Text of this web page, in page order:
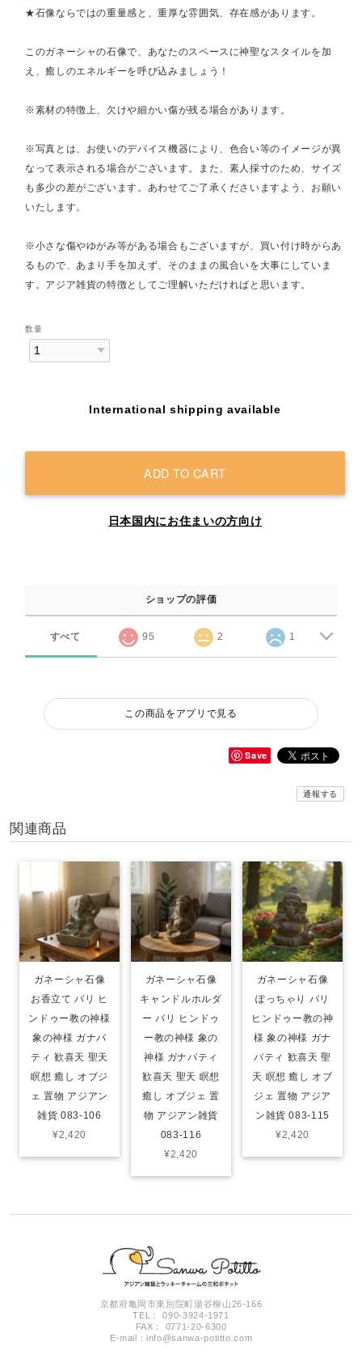
★石像ならではの重量感と、重厚な雰囲気、存在感があります。
このガネーシャの石像で、あなたのスペースに神聖なスタイルを加
え、癒しのエネルギーを呼び込みましょう！
※素材の特徴上、欠けや細かい傷が残る場合があります。
※写真とは、お使いのデバイス機器により、色合い等のイメージが異
なって表示される場合がございます。また、素人採寸のため、サイズ
も多少の差がございます。あわせてご了承くださいますよう、お願い
いたします。
※小さな傷やゆがみ等がある場合もございますが、買い付け時からあ
るもので、あまり手を加えず、そのままの風合いを大事にしていま
す。アジア雑貨の特徴としてご理解いただければと思います。
数量
International shipping available
ADD TO CART
日本国内にお住まいの方向け
ショップの評価
すべて 95 2 1
この商品をアプリで見る
Save
通報する
関連商品
ガネーシャ石像
お香立て バリ ヒ
ンドゥー教の神様
象の神様 ガナパ
ティ 歓喜天 聖天
瞑想 癒し オブジ
ェ 置物 アジアン
雑貨 083-106
¥2,420
ガネーシャ石像
キャンドルホルダ
ー バリ ヒンドゥ
ー教の神様 象の
神様 ガナパティ
歓喜天 聖天 瞑想
癒し オブジェ 置
物 アジアン雑貨
083-116
¥2,420
ガネーシャ石像
ぽっちゃり バリ
ヒンドゥー教の神
様 象の神様 ガナ
パティ 歓喜天 聖
天 瞑想 癒し オブ
ジェ 置物 アジア
ン雑貨 083-115
¥2,420
京都府亀岡市東別院町湯谷柳山26-166
TEL： 090-3924-1971
FAX： 0771-20-6300
E-mail：info@sanwa-potitto.com